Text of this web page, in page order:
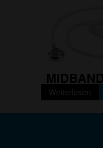
Weiterlesen